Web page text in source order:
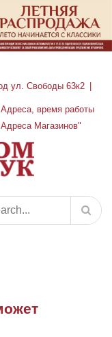
ул. Свободы 63к2
время работы
Магазинов"